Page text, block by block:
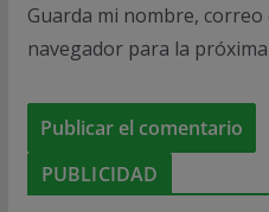
Guarda mi nombre,
navegador para la
PUBLICIDAD